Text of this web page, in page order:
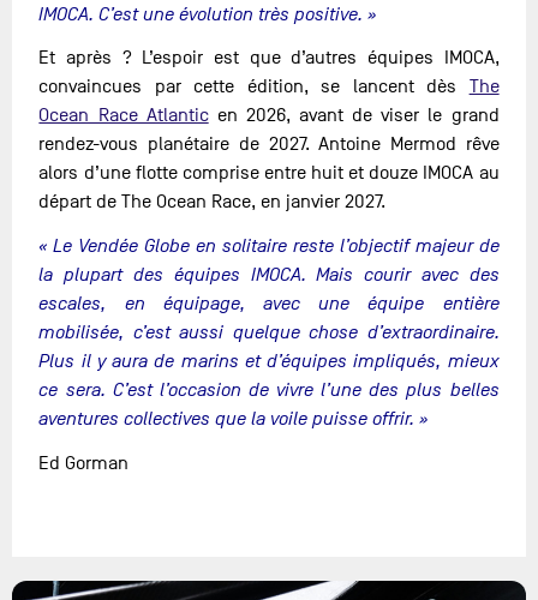
IMOCA. C’est une évolution très positive. »
Et après ? L’espoir est que d’autres équipes IMOCA,
convaincues par cette édition, se lancent dès The
Ocean Race Atlanticen 2026, avant de viser le grand
rendez-vous planétaire de 2027. Antoine Mermod rêve
alors d’une flotte comprise entre huit et douze IMOCA au
départ de The Ocean Race, en janvier 2027.
« Le Vendée Globe en solitaire reste l’objectif majeur de
la plupart des équipes IMOCA. Mais courir avec des
escales, en équipage, avec une équipe entière
mobilisée, c’est aussi quelque chose d’extraordinaire.
Plus il y aura de marins et d’équipes impliqués, mieux
ce sera. C’est l’occasion de vivre l’une des plus belles
aventures collectives que la voile puisse offrir. »
Ed Gorman